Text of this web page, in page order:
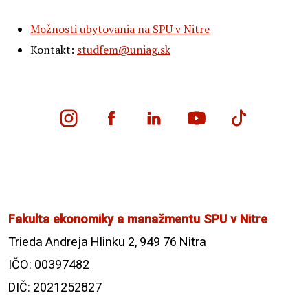
Možnosti ubytovania na SPU v Nitre
Kontakt: studfem@uniag.sk
Fakulta ekonomiky a manažmentu SPU v Nitre
Trieda Andreja Hlinku 2, 949 76 Nitra
IČO: 00397482
DIČ: 2021252827